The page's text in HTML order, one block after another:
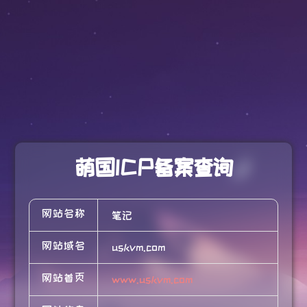
萌国ICP备案查询
网站名称 笔记
网站域名 uskvm.com
网站首页 www.uskvm.com